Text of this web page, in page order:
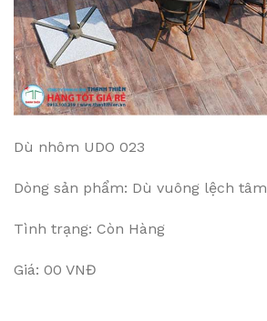
Dù nhôm UDO 023
Dòng sản phẩm: Dù vuông lệch tâm
Tình trạng: Còn Hàng
Giá: 00 VNĐ